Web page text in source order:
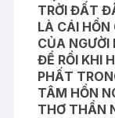
TRỜI ĐẤT
LÀ CÁI HỒN
CỦA NGƯỜI
ĐỂ RỒI KHI
PHẤT
TÂM HỒN
THƠ THẨN